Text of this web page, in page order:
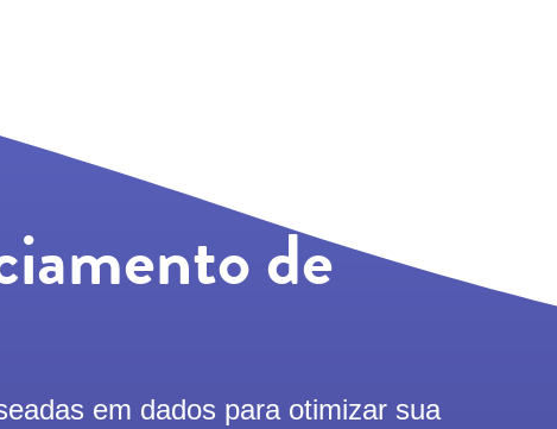
de
em dados para otimizar sua